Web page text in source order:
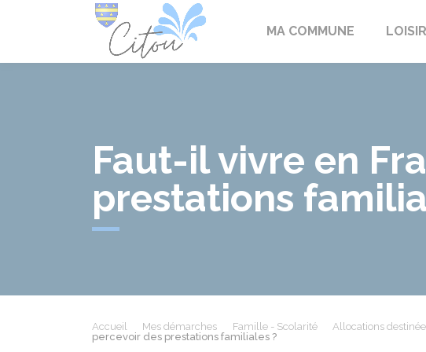
MA COMMUNE
Faut-il vivre en
prestations
Accueil Mes démarches Famille - Scolarité Allocations
percevoir des prestations familiales ?